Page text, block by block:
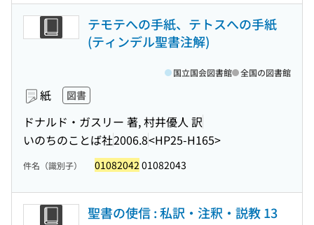
テモテへの手紙、テトスへの手紙
(ティンデル聖書注解)
紙 図書
ドナルド・ガスリー 著, 村井優人 訳
いのちのことば社2006.8<HP25-H165>
国立国会図書館 全国の図書館
件名（識別子） 01082042 01082043
聖書の使信 : 私訳・注釈・説教 13